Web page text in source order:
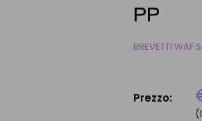
PP
BREVETTI WAF
Prezzo: